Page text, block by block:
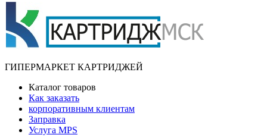
ГИПЕРМАРКЕТ КАРТРИДЖЕЙ
Каталог товаров
Как заказать
корпоративным клиентам
Заправка
Услуга MPS